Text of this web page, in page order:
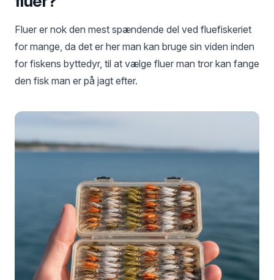
Fluer er nok den mest spændende del ved fluefiskeriet
for mange, da det er her man kan bruge sin viden inden
for fiskens byttedyr, til at vælge fluer man tror kan fange
den fisk man er på jagt efter.